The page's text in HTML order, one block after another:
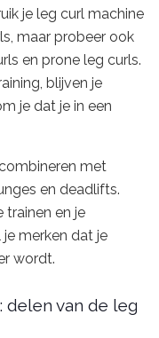
je leg curl machine
maar probeer ook
en prone leg curls.
blijven je
je dat je in een
met
en deadlifts.
trainen en je
merken dat je
wordt.
van de leg